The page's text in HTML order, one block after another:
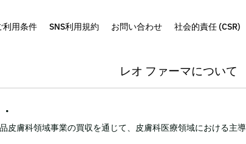
利用条件 SNS利用規約 お問い合わせ 社会的責任 (CSR)
レオ ファーマについて
皮膚科領域事業の買収を通じて、皮膚科医療領域における主